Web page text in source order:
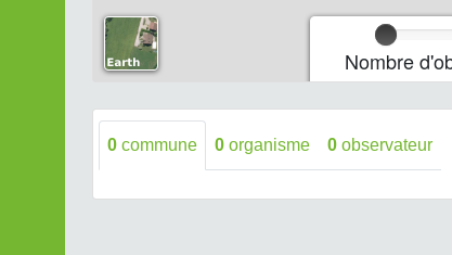
Nombre
0 commune 0 organisme 0 observateur